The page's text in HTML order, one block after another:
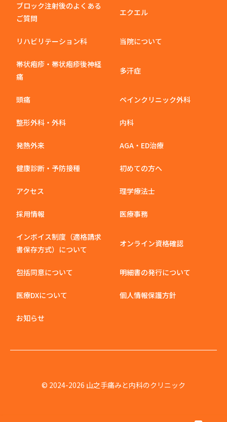
ブロック注射後のよくある
ご質問
エクエル
リハビリテーション科 当院について
帯状疱疹・帯状疱疹後神経
痛
多汗症
頭痛 ペインクリニック外科
整形外科・外科 内科
発熱外来 AGA・ED治療
健康診断・予防接種 初めての方へ
アクセス 理学療法士
採用情報 医療事務
インボイス制度（適格請求
書保存方式）について
オンライン資格確認
包括同意について 明細書の発行について
医療DXについて 個人情報保護方針
お知らせ
© 2024-2026 山之手痛みと内科のクリニック